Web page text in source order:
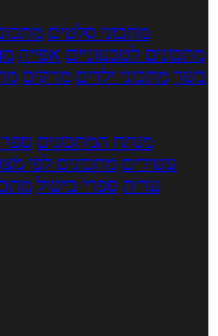
מתכוני סלטים
מתכונים לטבעוניים אפייה
בשר מתכוני ילדים מרקים
מנתח המתכונים ספר
עשירים מתכונים לפי
עדות ספרי בישול